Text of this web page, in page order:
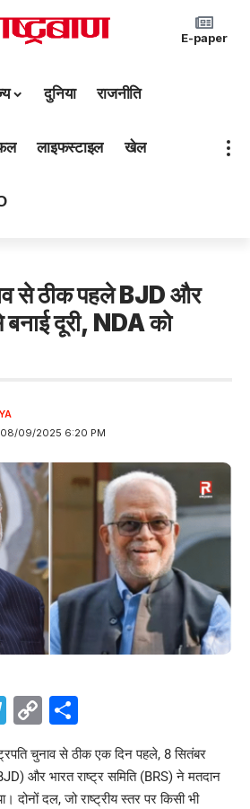
E-paper
दुनिया राजनीति
लाइफस्टाइल खेल
से ठीक पहले BJD और
दूरी, NDA को
08/09/2025 6:20 PM
Telegram
Copy
Link
चुनाव से ठीक एक दिन पहले, 8 सितंबर
और भारत राष्ट्र समिति (BRS) ने मतदान
दोनों दल, जो राष्ट्रीय स्तर पर किसी भी